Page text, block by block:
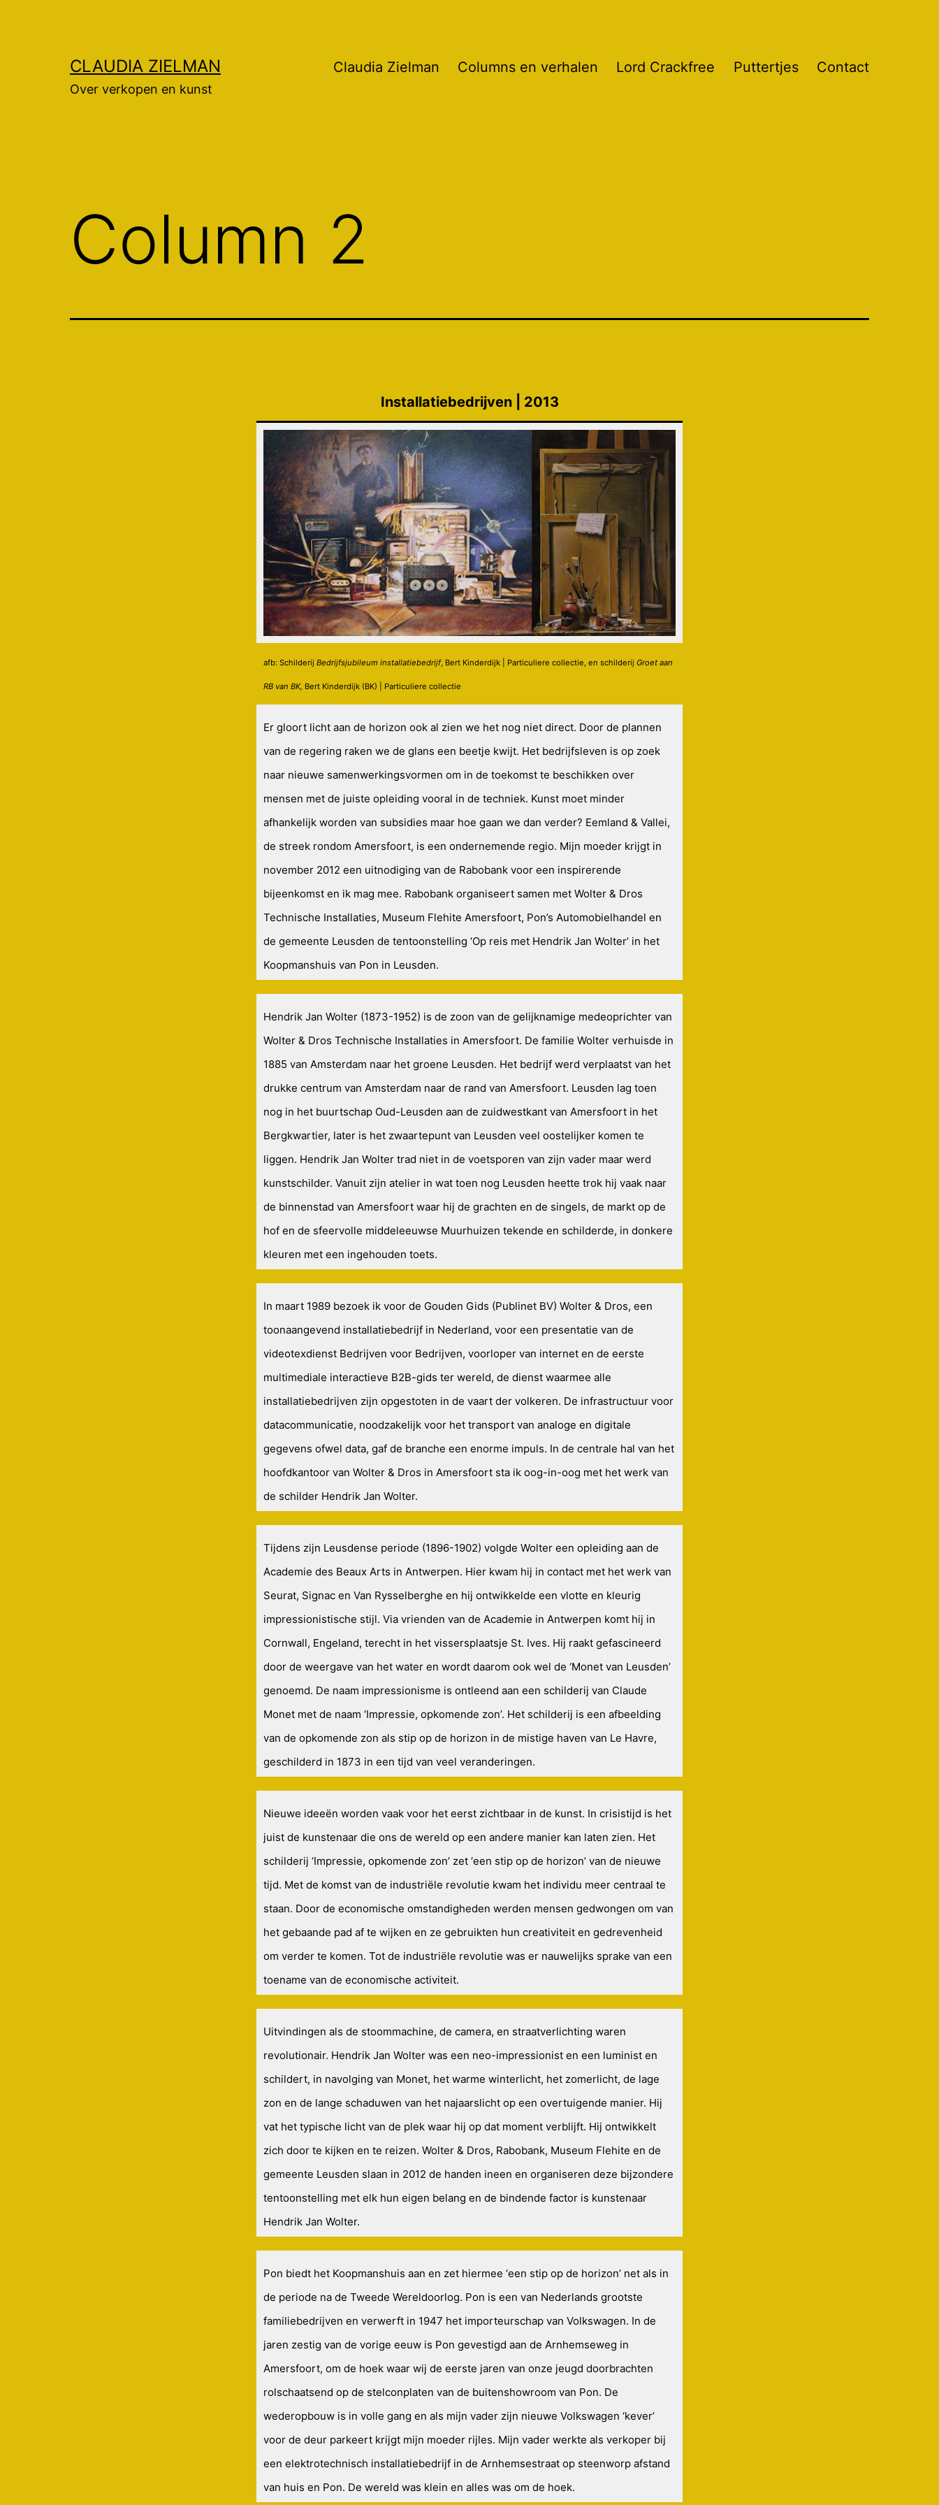
CLAUDIA ZIELMAN
Over verkopen en kunst
Claudia Zielman Columns en verhalen Lord Crackfree Puttertjes Contact
Column 2
Installatiebedrijven | 2013
afb: Schilderij Bedrijfsjubileum installatiebedrijf, Bert Kinderdijk | Particuliere collectie, en schilderij Groet aan
RB van BK, Bert Kinderdijk (BK) | Particuliere collectie
Er gloort licht aan de horizon ook al zien we het nog niet direct. Door de plannen
van de regering raken we de glans een beetje kwijt. Het bedrijfsleven is op zoek
naar nieuwe samenwerkingsvormen om in de toekomst te beschikken over
mensen met de juiste opleiding vooral in de techniek. Kunst moet minder
afhankelijk worden van subsidies maar hoe gaan we dan verder? Eemland & Vallei,
de streek rondom Amersfoort, is een ondernemende regio. Mijn moeder krijgt in
november 2012 een uitnodiging van de Rabobank voor een inspirerende
bijeenkomst en ik mag mee. Rabobank organiseert samen met Wolter & Dros
Technische Installaties, Museum Flehite Amersfoort, Pon’s Automobielhandel en
de gemeente Leusden de tentoonstelling ‘Op reis met Hendrik Jan Wolter’ in het
Koopmanshuis van Pon in Leusden.
Hendrik Jan Wolter (1873-1952) is de zoon van de gelijknamige medeoprichter van
Wolter & Dros Technische Installaties in Amersfoort. De familie Wolter verhuisde in
1885 van Amsterdam naar het groene Leusden. Het bedrijf werd verplaatst van het
drukke centrum van Amsterdam naar de rand van Amersfoort. Leusden lag toen
nog in het buurtschap Oud-Leusden aan de zuidwestkant van Amersfoort in het
Bergkwartier, later is het zwaartepunt van Leusden veel oostelijker komen te
liggen. Hendrik Jan Wolter trad niet in de voetsporen van zijn vader maar werd
kunstschilder. Vanuit zijn atelier in wat toen nog Leusden heette trok hij vaak naar
de binnenstad van Amersfoort waar hij de grachten en de singels, de markt op de
hof en de sfeervolle middeleeuwse Muurhuizen tekende en schilderde, in donkere
kleuren met een ingehouden toets.
In maart 1989 bezoek ik voor de Gouden Gids (Publinet BV) Wolter & Dros, een
toonaangevend installatiebedrijf in Nederland, voor een presentatie van de
videotexdienst Bedrijven voor Bedrijven, voorloper van internet en de eerste
multimediale interactieve B2B-gids ter wereld, de dienst waarmee alle
installatiebedrijven zijn opgestoten in de vaart der volkeren. De infrastructuur voor
datacommunicatie, noodzakelijk voor het transport van analoge en digitale
gegevens ofwel data, gaf de branche een enorme impuls. In de centrale hal van het
hoofdkantoor van Wolter & Dros in Amersfoort sta ik oog-in-oog met het werk van
de schilder Hendrik Jan Wolter.
Tijdens zijn Leusdense periode (1896-1902) volgde Wolter een opleiding aan de
Academie des Beaux Arts in Antwerpen. Hier kwam hij in contact met het werk van
Seurat, Signac en Van Rysselberghe en hij ontwikkelde een vlotte en kleurig
impressionistische stijl. Via vrienden van de Academie in Antwerpen komt hij in
Cornwall, Engeland, terecht in het vissersplaatsje St. Ives. Hij raakt gefascineerd
door de weergave van het water en wordt daarom ook wel de ‘Monet van Leusden’
genoemd. De naam impressionisme is ontleend aan een schilderij van Claude
Monet met de naam ‘Impressie, opkomende zon’. Het schilderij is een afbeelding
van de opkomende zon als stip op de horizon in de mistige haven van Le Havre,
geschilderd in 1873 in een tijd van veel veranderingen.
Nieuwe ideeën worden vaak voor het eerst zichtbaar in de kunst. In crisistijd is het
juist de kunstenaar die ons de wereld op een andere manier kan laten zien. Het
schilderij ‘Impressie, opkomende zon’ zet ‘een stip op de horizon’ van de nieuwe
tijd. Met de komst van de industriële revolutie kwam het individu meer centraal te
staan. Door de economische omstandigheden werden mensen gedwongen om van
het gebaande pad af te wijken en ze gebruikten hun creativiteit en gedrevenheid
om verder te komen. Tot de industriële revolutie was er nauwelijks sprake van een
toename van de economische activiteit.
Uitvindingen als de stoommachine, de camera, en straatverlichting waren
revolutionair. Hendrik Jan Wolter was een neo-impressionist en een luminist en
schildert, in navolging van Monet, het warme winterlicht, het zomerlicht, de lage
zon en de lange schaduwen van het najaarslicht op een overtuigende manier. Hij
vat het typische licht van de plek waar hij op dat moment verblijft. Hij ontwikkelt
zich door te kijken en te reizen. Wolter & Dros, Rabobank, Museum Flehite en de
gemeente Leusden slaan in 2012 de handen ineen en organiseren deze bijzondere
tentoonstelling met elk hun eigen belang en de bindende factor is kunstenaar
Hendrik Jan Wolter.
Pon biedt het Koopmanshuis aan en zet hiermee ‘een stip op de horizon’ net als in
de periode na de Tweede Wereldoorlog. Pon is een van Nederlands grootste
familiebedrijven en verwerft in 1947 het importeurschap van Volkswagen. In de
jaren zestig van de vorige eeuw is Pon gevestigd aan de Arnhemseweg in
Amersfoort, om de hoek waar wij de eerste jaren van onze jeugd doorbrachten
rolschaatsend op de stelconplaten van de buitenshowroom van Pon. De
wederopbouw is in volle gang en als mijn vader zijn nieuwe Volkswagen ‘kever’
voor de deur parkeert krijgt mijn moeder rijles. Mijn vader werkte als verkoper bij
een elektrotechnisch installatiebedrijf in de Arnhemsestraat op steenworp afstand
van huis en Pon. De wereld was klein en alles was om de hoek.